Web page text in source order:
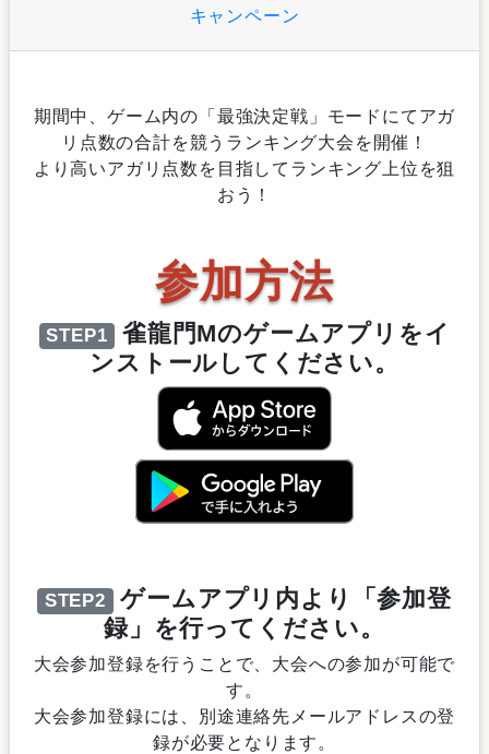
キャンペーン
期間中、ゲーム内の「最強決定戦」モードにてアガ
リ点数の合計を競うランキング大会を開催！
より高いアガリ点数を目指してランキング上位を狙
おう！
参加方法
STEP1
雀龍門Mのゲームアプリをイ
ンストールしてください。
STEP2 ゲームアプリ内より「参加登
録」を行ってください。
大会参加登録を行うことで、大会への参加が可能で
す。
大会参加登録には、別途連絡先メールアドレスの登
録が必要となります。